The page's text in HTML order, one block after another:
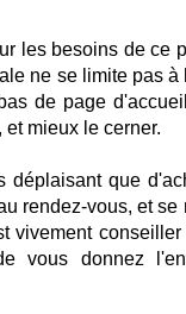
les besoins de ce
ne se limite pas
de page
mieux le cerner.
déplaisant que
rendez-vous, et
vivement
vous donnez